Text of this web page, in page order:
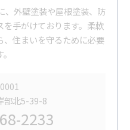
、外壁塗装や屋根塗装、防
手がけております。柔軟
、住まいを守るために必要
部北5-39-8
2233